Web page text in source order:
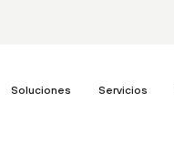
Soluciones Servicios